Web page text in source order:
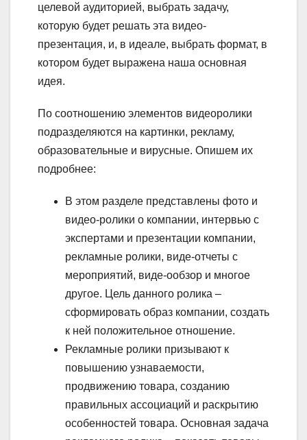
целевой аудиторией, выбрать задачу,
которую будет решать эта видео-
презентация, и, в идеале, выбрать формат, в
котором будет выражена наша основная
идея.
По соотношению элементов видеоролики
подразделяются на картинки, рекламу,
образовательные и вирусные. Опишем их
подробнее:
В этом разделе представлены фото и
видео-ролики о компании, интервью с
экспертами и презентации компании,
рекламные ролики, виде-отчеты с
мероприятий, виде-ообзор и многое
другое. Цель данного ролика –
сформировать образ компании, создать
к ней положительное отношение.
Рекламные ролики призывают к
повышению узнаваемости,
продвижению товара, созданию
правильных ассоциаций и раскрытию
особенностей товара. Основная задача